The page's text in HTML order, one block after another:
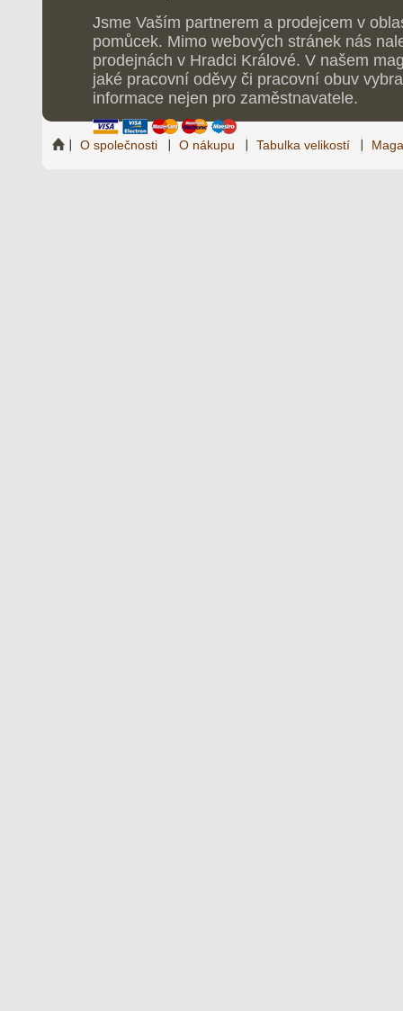
Jsme Vaším partnerem a prodejcem v
pomůcek. Mimo webových stránek nás
prodejnách v Hradci Králové. V našem
jaké pracovní oděvy či pracovní obuv
informace nejen pro zaměstnavatele.
O společnosti O nákupu Tabulka velikostí